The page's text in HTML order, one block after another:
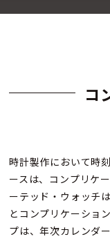
コ
時計製作において時
ースは、コンプリケ
ーテッド・ウォッチ
とコンプリケーショ
プは、年次カレンダ